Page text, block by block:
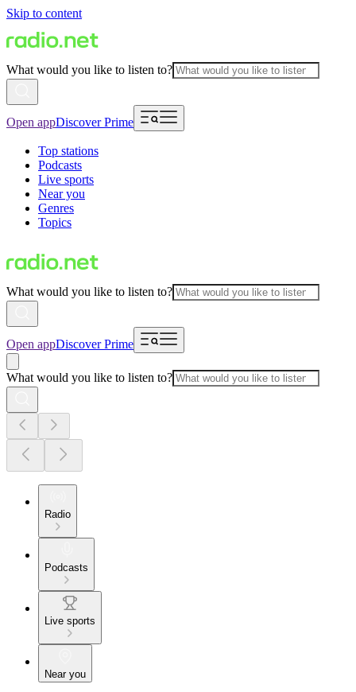
Skip to content
What would you like to listen to?
Open appDiscover Prime
Top stations
Podcasts
Live sports
Near you
Genres
Topics
What would you like to listen to?
Open appDiscover Prime
What would you like to listen to?
Radio
Podcasts
Live sports
Near you